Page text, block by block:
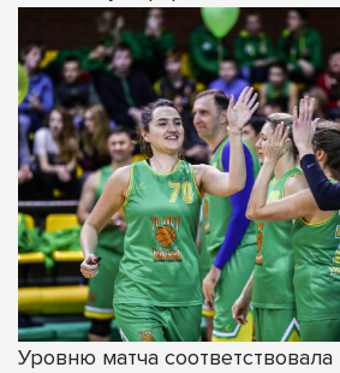
Уровню матча соответствовала